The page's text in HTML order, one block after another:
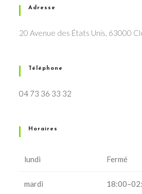
Adresse
20 Avenue des États Unis, 63000
Téléphone
04 73 36 33 32
Horaires
lundi Fermé
mardi